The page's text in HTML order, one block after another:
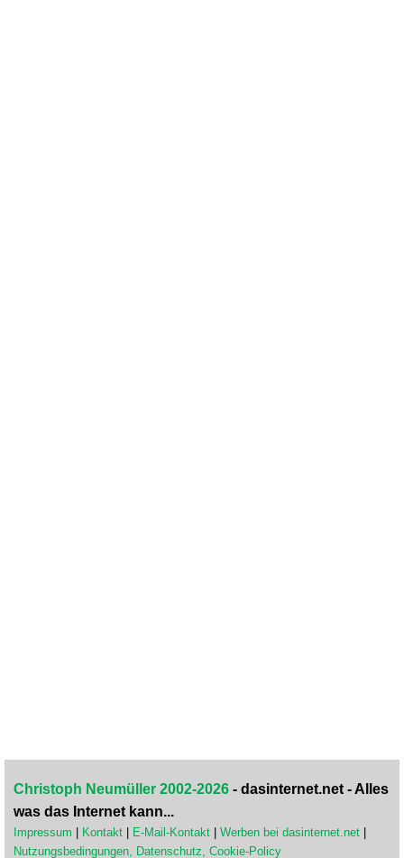
Christoph Neumüller 2002-2026 - dasinternet.net - Alles
was das Internet kann...
Impressum Kontakt E-Mail-Kontakt Werben bei dasinternet.net
Nutzungsbedingungen, Datenschutz, Cookie-Policy